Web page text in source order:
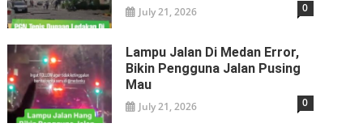
July 21, 2026 0
Lampu Jalan Di Medan Error,
Bikin Pengguna Jalan Pusing
Mau
July 21, 2026 0